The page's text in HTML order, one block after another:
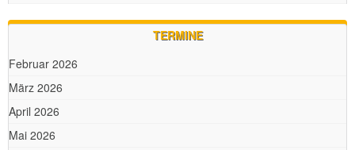
TERMINE
Februar 2026
März 2026
April 2026
Mai 2026